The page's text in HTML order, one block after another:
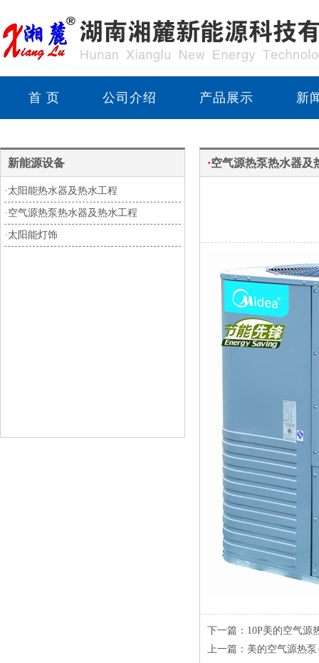
首 页 公司介绍 产品展示 新
新能源设备
· 太阳能热水器及热水工程
· 空气源热泵热水器及热水工程
· 太阳能灯饰
·空气源热泵热水器及
下一篇： 10P美的空气源
上一篇： 美的空气源热泵